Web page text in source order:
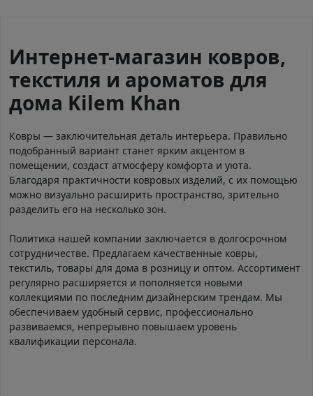
Интернет-магазин ковров,
текстиля и ароматов для
дома Kilem Khan
Ковры — заключительная деталь интерьера. Правильно
подобранный вариант станет ярким акцентом в
помещении, создаст атмосферу комфорта и уюта.
Благодаря практичности ковровых изделий, с их помощью
можно визуально расширить пространство, зрительно
разделить его на несколько зон.
Политика нашей компании заключается в долгосрочном
сотрудничестве. Предлагаем качественные ковры,
текстиль, товары для дома в розницу и оптом. Ассортимент
регулярно расширяется и пополняется новыми
коллекциями по последним дизайнерским трендам. Мы
обеспечиваем удобный сервис, профессионально
развиваемся, непрерывно повышаем уровень
квалификации персонала.